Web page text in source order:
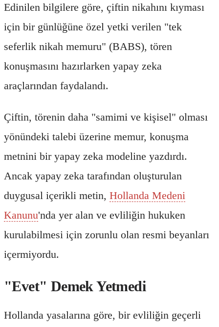
Edinilen bilgilere göre, çiftin nikahını kıyması
için bir günlüğüne özel yetki verilen "tek
seferlik nikah memuru" (BABS), tören
konuşmasını hazırlarken yapay zeka
araçlarından faydalandı.
Çiftin, törenin daha "samimi ve kişisel" olması
yönündeki talebi üzerine memur, konuşma
metnini bir yapay zeka modeline yazdırdı.
Ancak yapay zeka tarafından oluşturulan
duygusal içerikli metin, Hollanda Medeni
Kanunu'nda yer alan ve evliliğin hukuken
kurulabilmesi için zorunlu olan resmi beyanları
içermiyordu.
"Evet" Demek Yetmedi
Hollanda yasalarına göre, bir evliliğin geçerli